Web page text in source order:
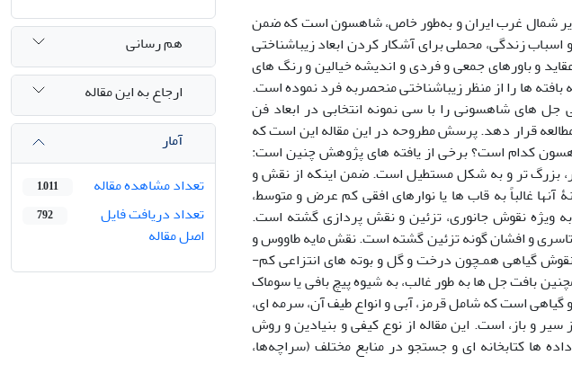
شمال­ غرب ایران و به‌طور خاص، شاهسون است که ضمن
زندگی، محملی برای آشکار کردن ابعاد زیباشناختی
و باورهای جمعی و فردی و اندیشه خیالین و رنگ­ های
ها را از منظر زیباشناختی منحصربه ­فرد نموده است.
جل­ های شاهسونی را با سی نمونه انتخابی در ابعاد فن
قرار دهد. پرسش مطروحه در این مقاله این است که
کدام است؟ برخی از یافته­ های پژوهش چنین است:
بزرگ ­تر و به شکل مستطیل است. ضمن این­که از نقش و
غالباً به قاب­ ها یا نوار­های افقی کم عرض و متوسط،
ویژه نقوش جانوری، تزئین و نقش­ پردازی گشته است.
و افشان گونه تزئین گشته است. نقش­ مایه طاووس و
بز (بزغاله)، بیش­ترین و متنوع ­ترین نقش و نگاره­ های و نقوش گیاهی همـچون درخت و گل و بوته­ های انتزاعی کم­
بافت جل­ ها به­ طور غالب، به شیوه پیچ­ بافی یا سوماک
است که شامل قرمز، آبی و انواع طیف آن، سرمه­ ای،
و باز، است. این مقاله از نوع کیفی و بنیادین و روش
ها کتابخانه ­ای و جستجو در منابع مختلف (سراچه‌ها،
هم رسانی
ارجاع به این مقاله
آمار
تعداد مشاهده مقاله
1,011
تعداد دریافت فایل
اصل مقاله
792